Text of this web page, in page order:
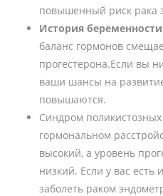
повышенный риск рака
История
баланс гормонов
прогестерона.Если вы
ваши шансы на
повышаются.
Синдром
гормональном
высокий, а уровень
низкий. Если у вас
заболеть раком